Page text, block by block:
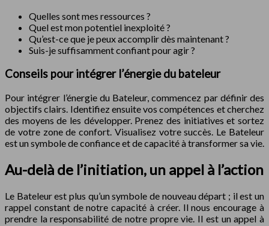
Quelles sont mes ressources ?
Quel est mon potentiel inexploité ?
Qu’est-ce que je peux accomplir dès maintenant ?
Suis-je suffisamment confiant pour agir ?
Conseils pour intégrer l’énergie du bateleur
Pour intégrer l’énergie du Bateleur, commencez par définir des
objectifs clairs. Identifiez ensuite vos compétences et cherchez
des moyens de les développer. Prenez des initiatives et sortez
de votre zone de confort. Visualisez votre succès. Le Bateleur
est un symbole de confiance et de capacité à transformer sa vie.
Au-delà de l’initiation, un appel à l’action
Le Bateleur est plus qu’un symbole de nouveau départ ; il est un
rappel constant de notre capacité à créer. Il nous encourage à
prendre la responsabilité de notre propre vie. Il est un appel à